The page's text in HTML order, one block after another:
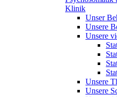
Klinik
Unser
Unsere
Unsere
Unsere
Unsere